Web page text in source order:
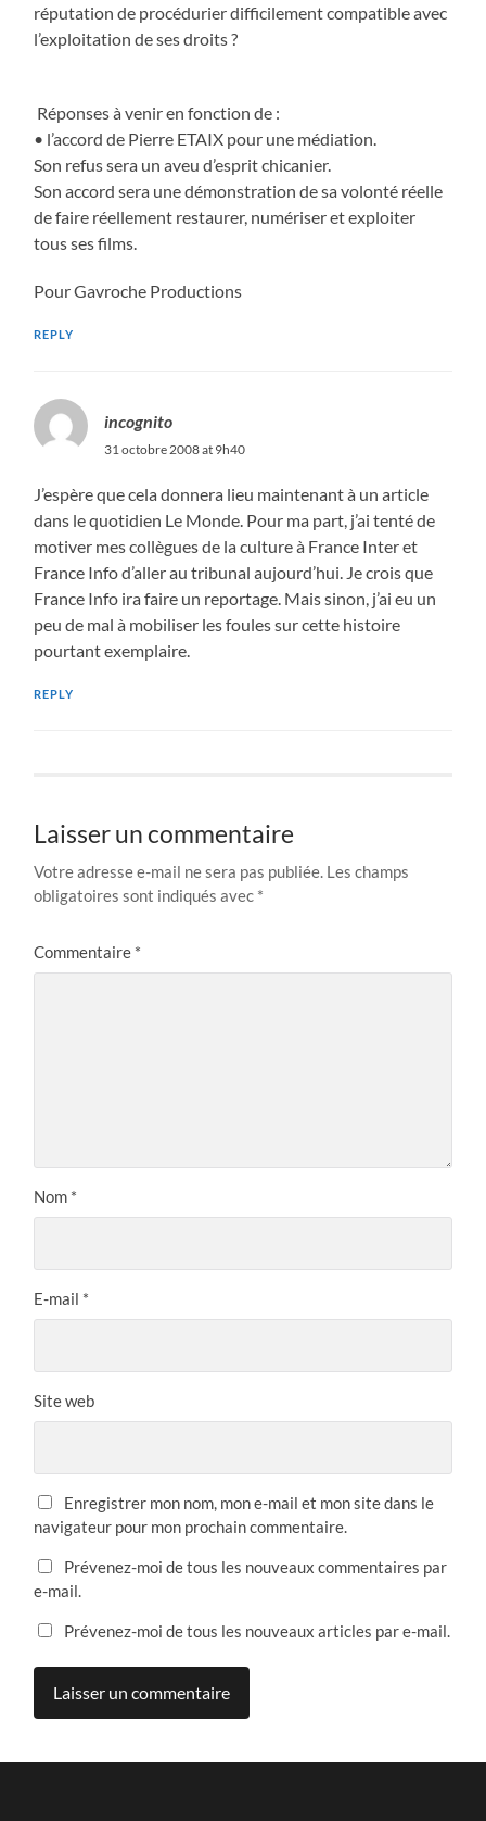
réputation de procédurier difficilement compatible avec
l’exploitation de ses droits ?
Réponses à venir en fonction de :
• l’accord de Pierre ETAIX pour une médiation.
Son refus sera un aveu d’esprit chicanier.
Son accord sera une démonstration de sa volonté réelle
de faire réellement restaurer, numériser et exploiter
tous ses films.
Pour Gavroche Productions
REPLY
incognito
31 octobre 2008 at 9h40
J’espère que cela donnera lieu maintenant à un article
dans le quotidien Le Monde. Pour ma part, j’ai tenté de
motiver mes collègues de la culture à France Inter et
France Info d’aller au tribunal aujourd’hui. Je crois que
France Info ira faire un reportage. Mais sinon, j’ai eu un
peu de mal à mobiliser les foules sur cette histoire
pourtant exemplaire.
REPLY
Laisser un commentaire
Votre adresse e-mail ne sera pas publiée. Les champs
obligatoires sont indiqués avec *
Commentaire *
Nom *
E-mail *
Site web
Enregistrer mon nom, mon e-mail et mon site dans le
navigateur pour mon prochain commentaire.
Prévenez-moi de tous les nouveaux commentaires par
e-mail.
Prévenez-moi de tous les nouveaux articles par e-mail.